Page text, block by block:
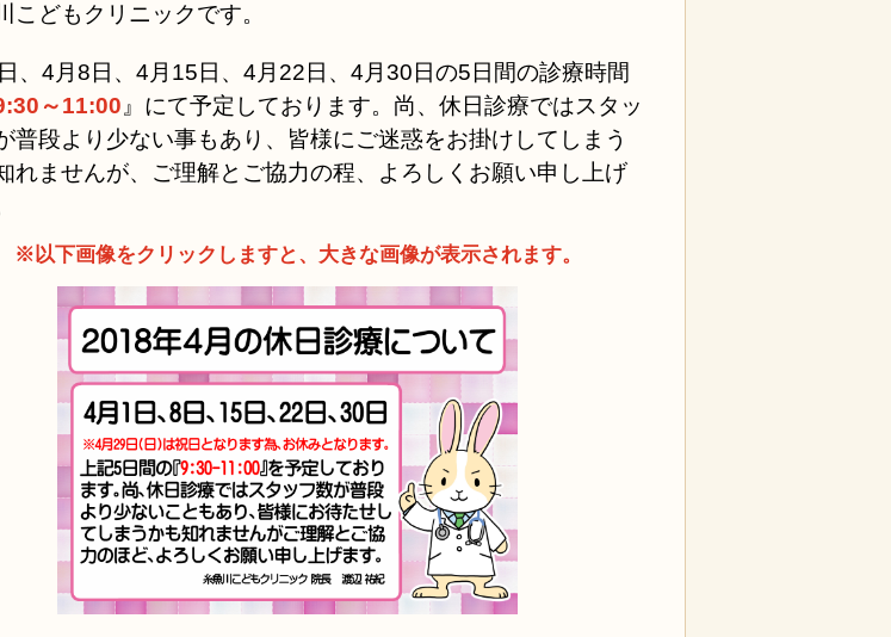
こどもクリニックです。
、4月8日、4月15日、4月22日、4月30日の5日間の診療時間
～11:00』にて予定しております。尚、休日診療ではスタッ
普段より少ない事もあり、皆様にご迷惑をお掛けしてしまう
れませんが、ご理解とご協力の程、よろしくお願い申し上げ
※以下画像をクリックしますと、大きな画像が表示されます。